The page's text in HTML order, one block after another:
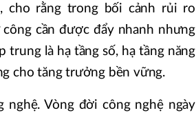
cho rằng trong bối cảnh rủi ro
cần được đẩy nhanh nhưng
là hạ tầng số, hạ tầng năng
cho tăng trưởng bền vững.
Vòng đời công nghệ ngày